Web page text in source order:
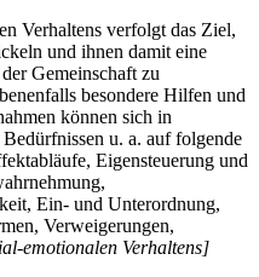
Verhaltens verfolgt das Ziel,
und ihnen damit eine
Gemeinschaft zu
besondere Hilfen und
können sich in
u. a. auf folgende
Eigensteuerung und
Ein- und Unterordnung,
Verweigerungen,
emotionalen Verhaltens]